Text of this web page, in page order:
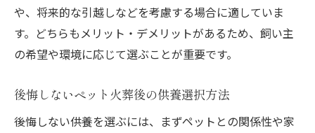
や、将来的な引越しなどを考慮する場合に適していま
す。どちらもメリット・デメリットがあるため、飼い主
の希望や環境に応じて選ぶことが重要です。
後悔しないペット火葬後の供養選択方法
後悔しない供養を選ぶには、まずペットとの関係性や家